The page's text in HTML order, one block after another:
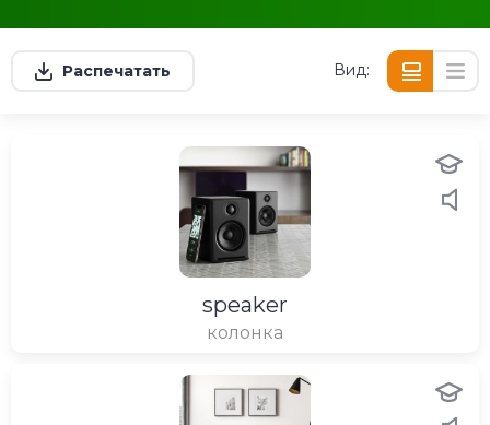
Распечатать Вид:
speaker
колонка